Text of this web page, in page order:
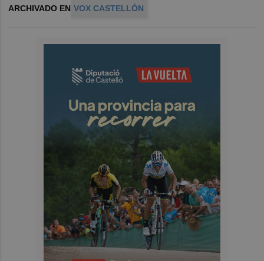
ARCHIVADO EN VOX CASTELLÓN